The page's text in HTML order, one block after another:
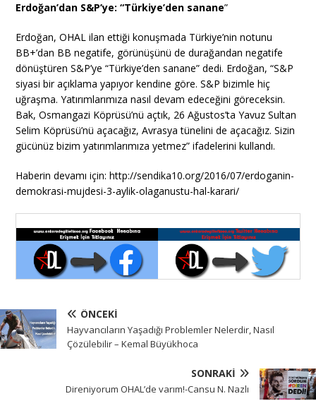
Erdoğan’dan S&P’ye: “Türkiye’den sanane”
Erdoğan, OHAL ilan ettiği konuşmada Türkiye’nin notunu
BB+’dan BB negatife, görünüşünü de durağandan negatife
dönüştüren S&P’ye “Türkiye’den sanane” dedi. Erdoğan, “S&P
siyasi bir açıklama yapıyor kendine göre. S&P bizimle hiç
uğraşma. Yatırımlarımıza nasıl devam edeceğini göreceksin.
Bak, Osmangazi Köprüsü’nü açtık, 26 Ağustos’ta Yavuz Sultan
Selim Köprüsü’nü açacağız, Avrasya tünelini de açacağız. Sizin
gücünüz bizim yatırımlarımıza yetmez” ifadelerini kullandı.
Haberin devamı için: http://sendika10.org/2016/07/erdoganin-
demokrasi-mujdesi-3-aylik-olaganustu-hal-karari/
ÖNCEKI
Hayvancıların Yaşadığı Problemler Nelerdir, Nasıl
Çözülebilir – Kemal Büyükhoca
SONRAKI
Direniyorum OHAL’de varım!-Cansu N. Nazlı